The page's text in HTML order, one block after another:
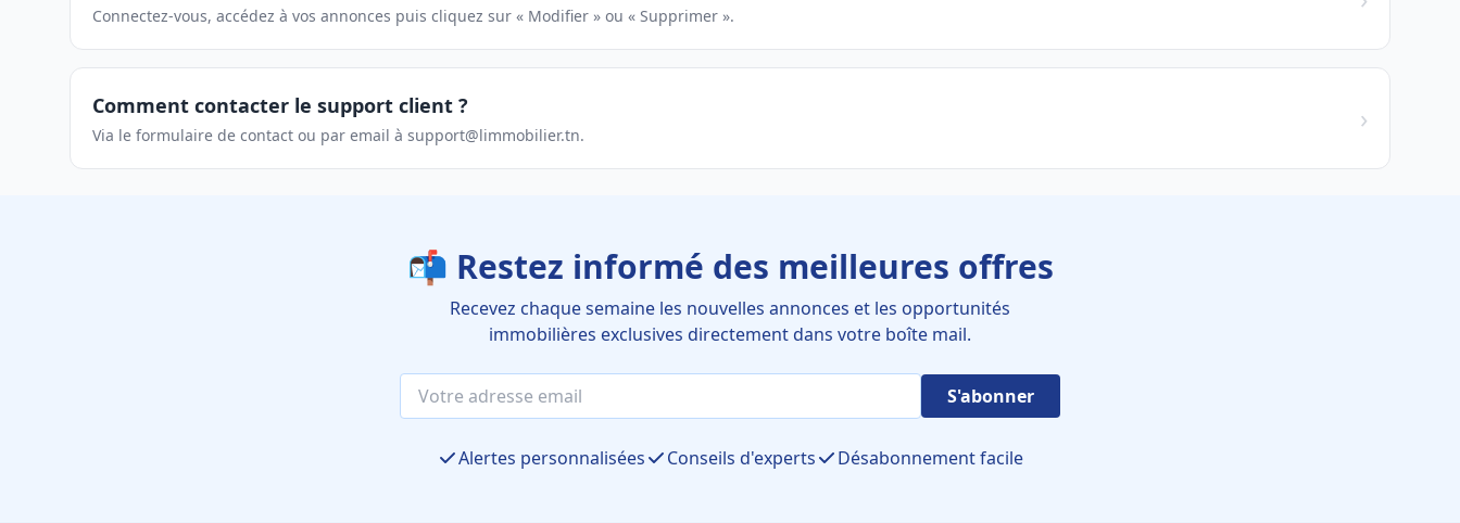
Connectez-vous, accédez à vos annonces puis cliquez sur « Modifier » ou « Supprimer ».
Comment contacter le support client ?
Via le formulaire de contact ou par email à support@limmobilier.tn. ›
📬 Restez informé des meilleures offres
Recevez chaque semaine les nouvelles annonces et les opportunités
immobilières exclusives directement dans votre boîte mail.
S'abonner
Alertes personnalisées Conseils d'experts Désabonnement facile